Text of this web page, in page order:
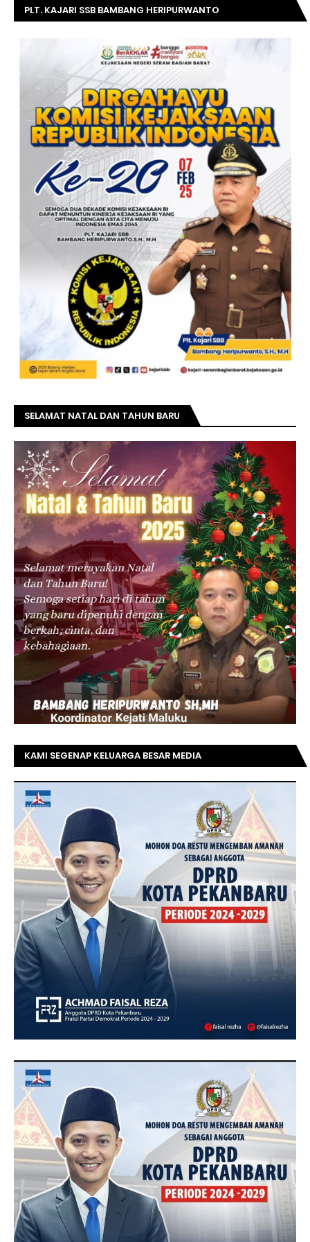
PLT. KAJARI SSB BAMBANG HERIPURWANTO
KEJAKSAAN RI KE- 20 TAHUN.
SELAMAT NATAL DAN TAHUN BARU
KAMI SEGENAP KELUARGA BESAR MEDIA
BAPAK ACHMAD FAISAL REZ